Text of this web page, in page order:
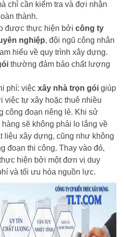
chỉ cần kiểm tra và đợi nhận
thành.
được thực hiện bởi công ty
nghiệp, đội ngũ công nhân
hiểu về quy trình xây dựng.
thường đảm bảo chất lượng
phí: việc xây nhà trọn gói giúp
việc tự xây hoặc thuê nhiều
công đoạn riêng lẻ. Khi sử
sẽ không phải lo lắng về
liệu xây dựng, cũng như không
đoạn thi công. Thay vào đó,
hiện bởi một đơn vị duy
và tối ưu hóa nguồn lực.